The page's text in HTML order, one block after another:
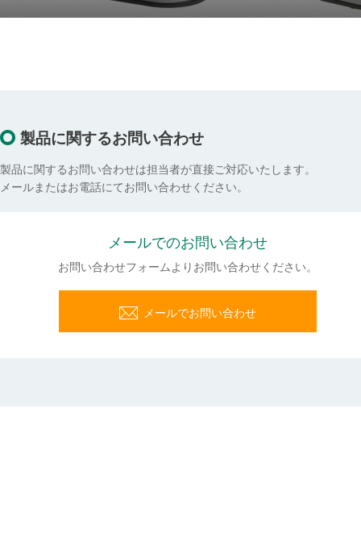
製品に関するお問い合わせ
製品に関するお問い合わせは担当者が直接ご対応いたします。
メールまたはお電話にてお問い合わせください。
メールでのお問い合わせ
お問い合わせフォームよりお問い合わせください。
メールでお問い合わせ